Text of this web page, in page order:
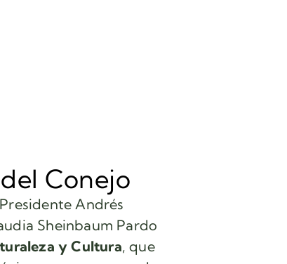
Conejo
Andrés
Sheinbaum Pardo
y Cultura, que